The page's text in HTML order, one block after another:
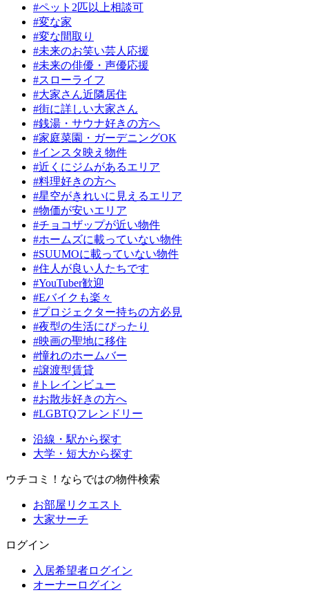
#ペット2匹以上相談可
#変な家
#変な間取り
#未来のお笑い芸人応援
#未来の俳優・声優応援
#スローライフ
#大家さん近隣居住
#街に詳しい大家さん
#銭湯・サウナ好きの方へ
#家庭菜園・ガーデニングOK
#インスタ映え物件
#近くにジムがあるエリア
#料理好きの方へ
#星空がきれいに見えるエリア
#物価が安いエリア
#チョコザップが近い物件
#ホームズに載っていない物件
#SUUMOに載っていない物件
#住人が良い人たちです
#YouTuber歓迎
#Eバイクも楽々
#プロジェクター持ちの方必見
#夜型の生活にぴったり
#映画の聖地に移住
#憧れのホームバー
#譲渡型賃貸
#トレインビュー
#お散歩好きの方へ
#LGBTQフレンドリー
沿線・駅から探す
大学・短大から探す
ウチコミ！ならではの物件検索
お部屋リクエスト
大家サーチ
ログイン
入居希望者ログイン
オーナーログイン